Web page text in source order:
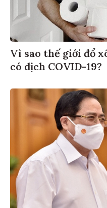
Vì sao thế giới đổ
có dịch COVID-19?